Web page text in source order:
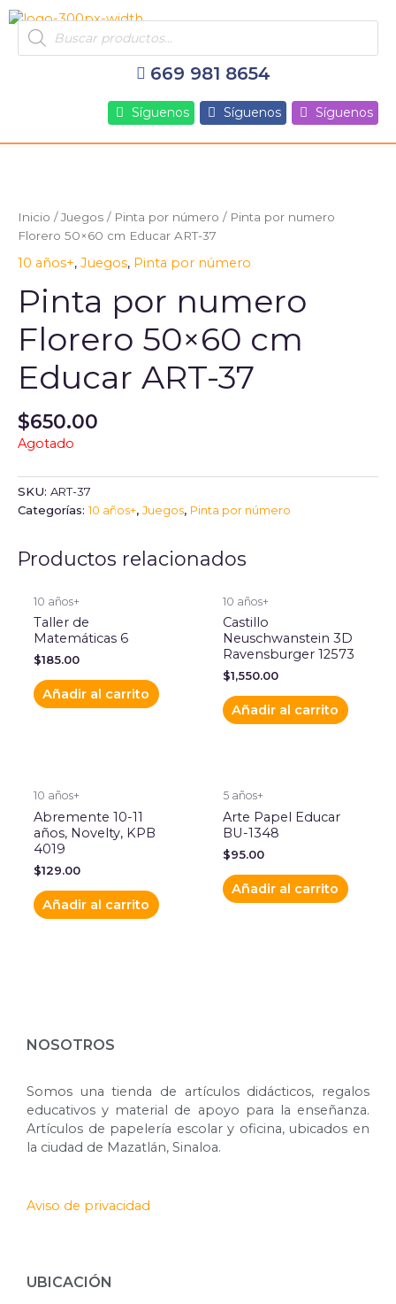
al
contenido
Products
search
669 981 8654
Síguenos Síguenos Síguenos
Inicio /Juegos / Pinta por número / Pinta por numero
Florero 50×60 cm Educar ART-37
10 años+, Juegos, Pinta por número
Pinta por numero
Florero 50×60 cm
Educar ART-37
$650.00
Agotado
SKU: ART-37
Categorías:10 años+, Juegos, Pinta por número
Productos relacionados
10 años+
Taller de
Matemáticas 6
$185.00
Añadir al carrito
10 años+
Castillo
Neuschwanstein 3D
Ravensburger 12573
$1,550.00
Añadir al carrito
10 años+
Abremente 10-11
años, Novelty, KPB
4019
$129.00
Añadir al carrito
5 años+
Arte Papel Educar
BU-1348
$95.00
Añadir al carrito
NOSOTROS
Somos una tienda de artículos didácticos, regalos
educativos y material de apoyo para la enseñanza.
Artículos de papelería escolar y oficina, ubicados en
la ciudad de Mazatlán, Sinaloa.
Aviso de privacidad
UBICACIÓN